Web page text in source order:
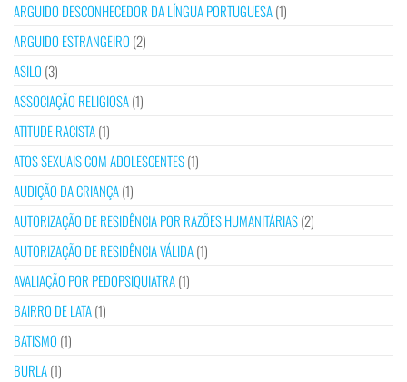
ARGUIDO DESCONHECEDOR DA LÍNGUA PORTUGUESA(1)
ARGUIDO ESTRANGEIRO (2)
ASILO (3)
ASSOCIAÇÃO RELIGIOSA(1)
ATITUDE RACISTA(1)
ATOS SEXUAIS COM ADOLESCENTES(1)
AUDIÇÃO DA CRIANÇA(1)
AUTORIZAÇÃO DE RESIDÊNCIA POR RAZÕES HUMANITÁRIAS(2)
AUTORIZAÇÃO DE RESIDÊNCIA VÁLIDA(1)
AVALIAÇÃO POR PEDOPSIQUIATRA(1)
BAIRRO DE LATA(1)
BATISMO (1)
BURLA(1)